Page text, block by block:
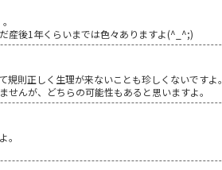
産後1年くらいまでは色々ありますよ(^_^;)
則正しく生理が来ないことも珍しくないですよ。
んが、どちらの可能性もあると思いますよ。
。